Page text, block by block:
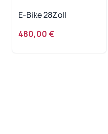
E-Bike 28Zoll
480,00 €